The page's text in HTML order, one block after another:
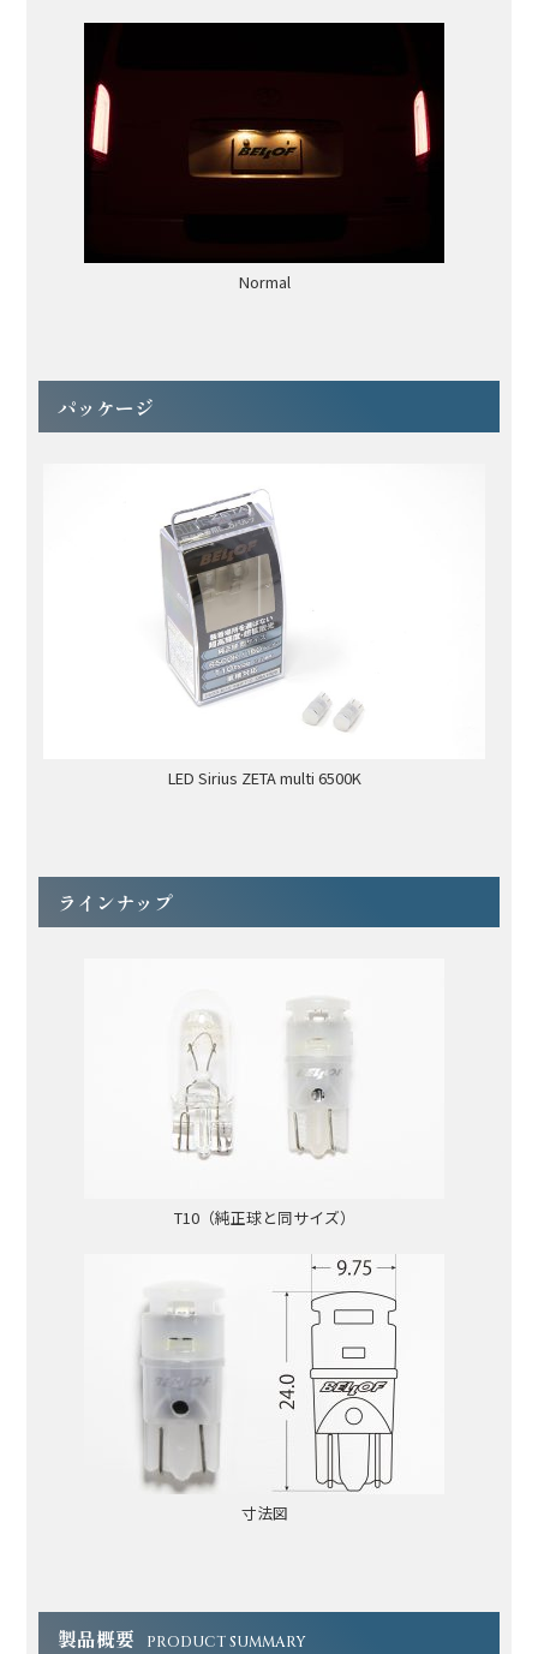
Normal
パッケージ
LED Sirius ZETA multi 6500K
ラインナップ
T10（純正球と同サイズ）
寸法図
製品概要 PRODUCT SUMMARY